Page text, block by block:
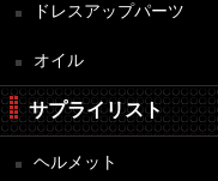
ドレスアップパーツ
オイル
サプライリスト
ヘルメット